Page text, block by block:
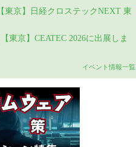
【東京】日経クロステックNEXT 東
【東京】CEATEC 2026に出展しま
イベント情報一覧